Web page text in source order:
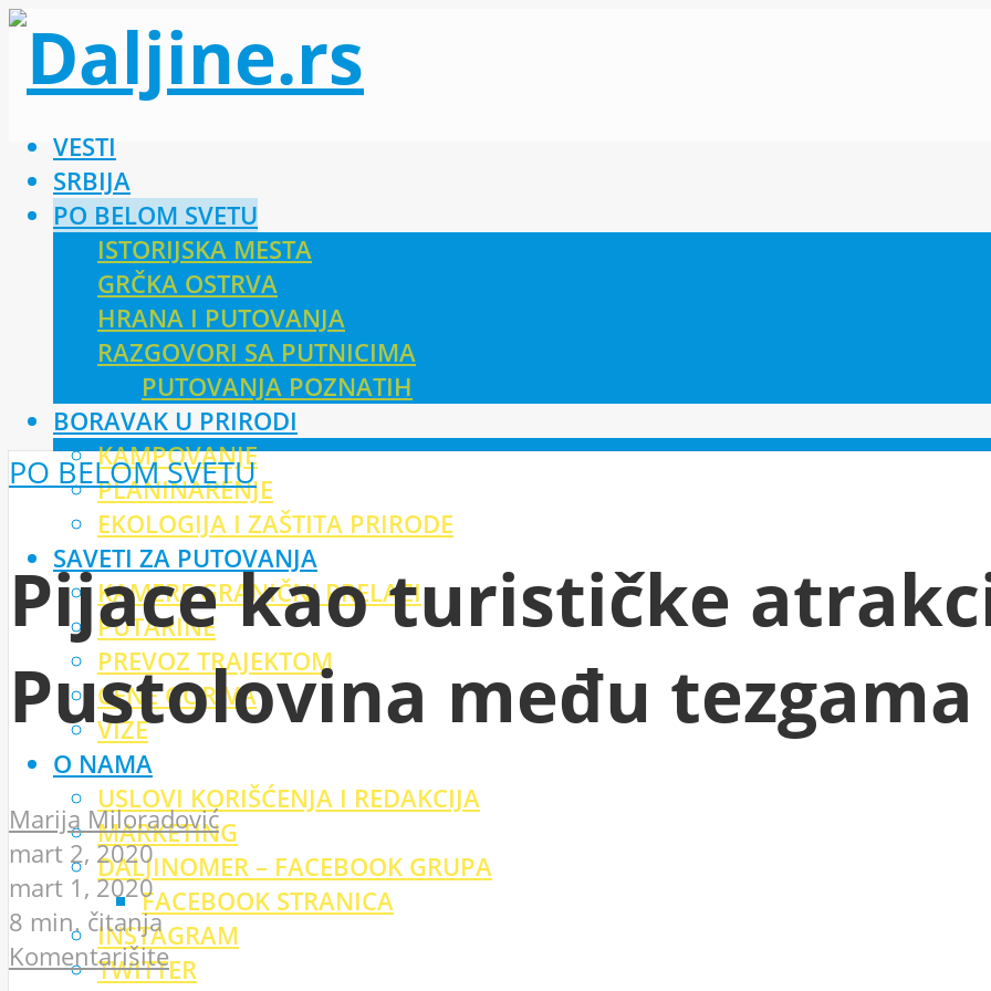
VESTI
SRBIJA
PO BELOM SVETU
ISTORIJSKA MESTA
GRČKA OSTRVA
HRANA I PUTOVANJA
RAZGOVORI SA PUTNICIMA
PUTOVANJA POZNATIH
BORAVAK U PRIRODI
KAMPOVANJE
PLANINARENJE
EKOLOGIJA I ZAŠTITA PRIRODE
SAVETI ZA PUTOVANJA
KAMERE GRANIČNI PRELAZI
PUTARINE
PREVOZ TRAJEKTOM
CENE GORIVA
VIZE
O NAMA
USLOVI KORIŠĆENJA I REDAKCIJA
MARKETING
DALJINOMER – FACEBOOK GRUPA
FACEBOOK STRANICA
INSTAGRAM
TWITTER
PO BELOM SVETU
Pijace kao turističke
Pustolovina među tezgama
Marija Miloradović
mart 2, 2020
mart 1, 2020
8 min. čitanja
Komentarišite